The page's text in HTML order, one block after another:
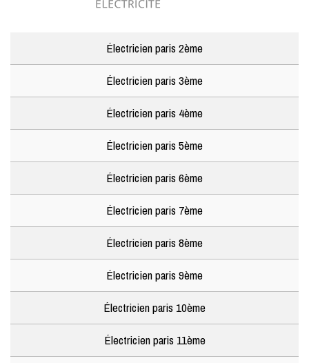
Électricien paris 2ème
Électricien paris 3ème
Électricien paris 4ème
Électricien paris 5ème
Électricien paris 6ème
Électricien paris 7ème
Électricien paris 8ème
Électricien paris 9ème
Électricien paris 10ème
Électricien paris 11ème